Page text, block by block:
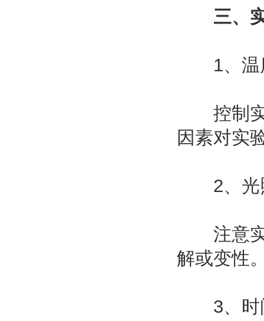
三、
1、温
控制实
因素对实
2、光
注意实
解或变性
3、时